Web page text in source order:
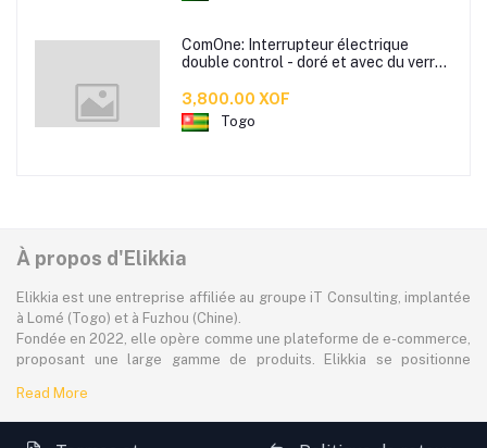
ComOne: Interrupteur électrique
double control - doré et avec du verre
double
3,800.00 XOF
Togo
À propos d'Elikkia
Elikkia est une entreprise affiliée au groupe iT Consulting, implantée
à Lomé (Togo) et à Fuzhou (Chine).
Fondée en 2022, elle opère comme une plateforme de e-commerce,
proposant une large gamme de produits. Elikkia se positionne
offrant à la fois la possibilité d'acheter localement et directement
depuis la Chine.
La plateforme dessert à plus de 80% le marché africain
Read More